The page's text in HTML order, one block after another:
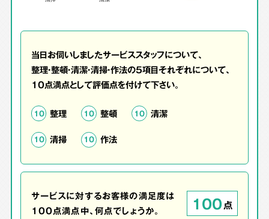
当日お伺いしましたサービススタッフについて、
整理・整頓・清潔・清掃・作法の5項目それぞれについて、
10点満点として評価点を付けて下さい。
10 整理 10 整頓 10 清潔
10 清掃 10 作法
サービスに対するお客様の満足度は
100点満点中、何点でしょうか。
100点